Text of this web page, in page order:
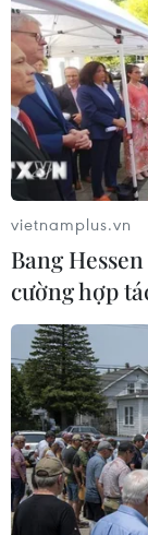
Malaysia
hội và kêu
03/04/2018 08:07
Thủ tướng
quốc hội vào
tuyển cử được
vietnamplus.vn
Bang
cường hợp